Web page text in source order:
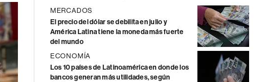
MERCADOS
El precio del dólar se debilita en julio y
América Latina tiene la moneda más fuerte
del mundo
ECONOMÍA
Los 10 países de Latinoamérica en donde los
bancos generan más utilidades, según